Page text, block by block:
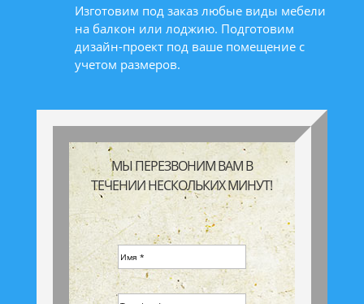
Изготовим под заказ любые виды мебели
на балкон или лоджию. Подготовим
дизайн-проект под ваше помещение с
учетом размеров.
МЫ ПЕРЕЗВОНИМ ВАМ В
ТЕЧЕНИИ НЕСКОЛЬКИХ МИНУТ!